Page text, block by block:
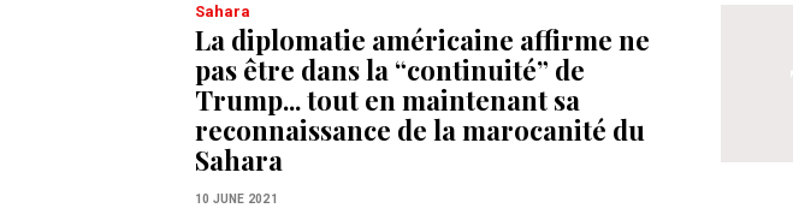
Sahara
La diplomatie américaine affirme ne
pas être dans la “continuité” de
Trump... tout en maintenant sa
reconnaissance de la marocanité du
Sahara
10 JUNE 2021